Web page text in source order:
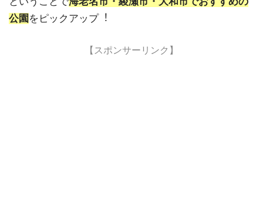
公園 をピックアップ︕
【スポンサーリンク】